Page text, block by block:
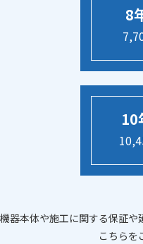
8
10
機器本体や施工に関する保証
こちらを